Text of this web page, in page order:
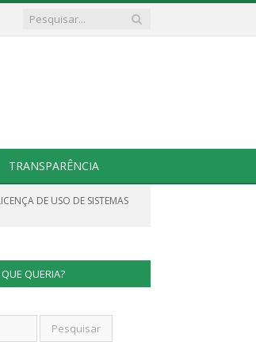
TRANSPARÊNCIA
DE USO DE SISTEMAS
QUERIA?